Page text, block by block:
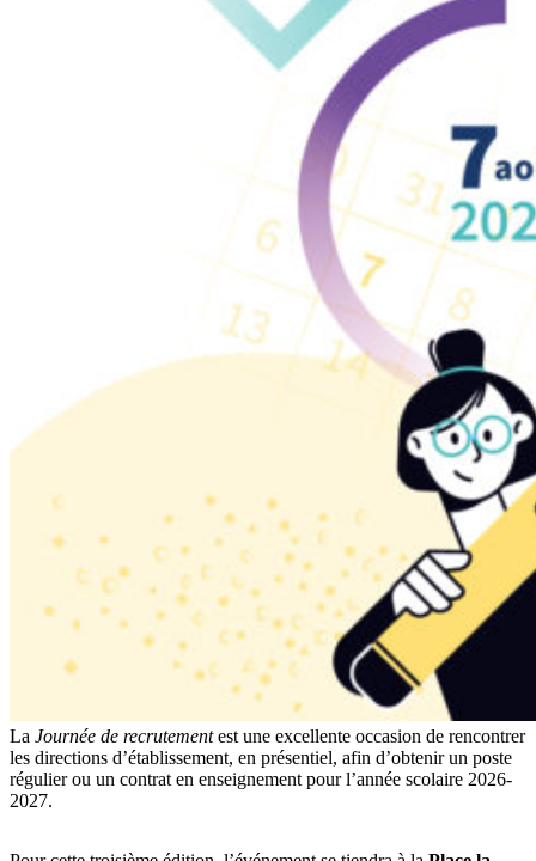
La Journée de recrutementest une excellente occasion de rencontrer
les directions d’établissement, en présentiel, afin d’obtenir un poste
régulier ou un contrat en enseignement pour l’année scolaire 2026-
2027.